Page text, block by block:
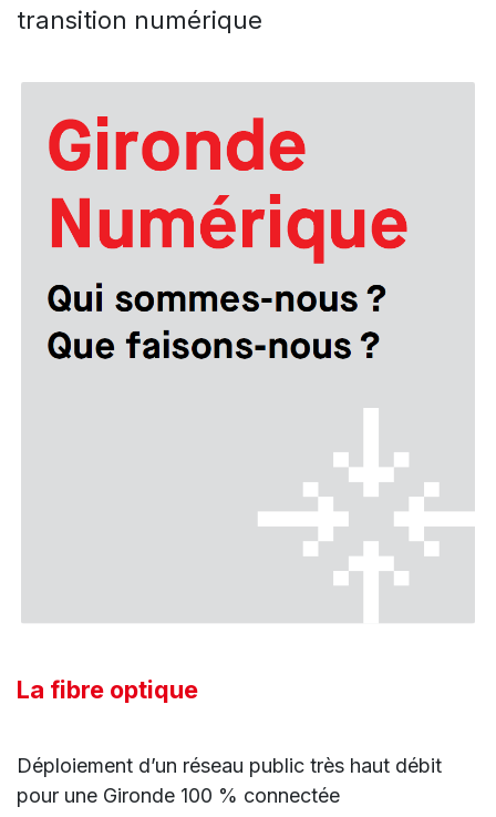
transition numérique
La fibre optique
Déploiement d’un réseau public très haut débit
pour une Gironde 100 % connectée